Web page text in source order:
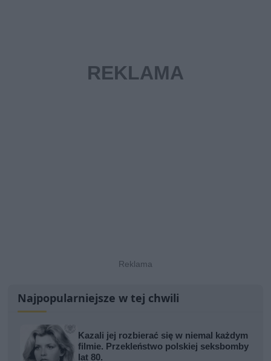
Najpopularniejsze w tej chwili
Kazali jej rozbierać się w niemal każdym
filmie. Przekleństwo polskiej seksbomby
lat 80.